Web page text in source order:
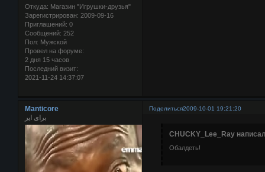
Откуда: Магазин "Игрушки-друзья"
Зарегистрирован: 2009-09-16
Приглашений: 0
Сообщений: 252
Пол: Мужской
Провел на форуме:
2 дня 15 часов
Последний визит:
2021-11-24 14:37:07
Поделиться2009-10-01 19:21:20
Manticore
برای ایر
CHUCKY_Lee_Ray
Обалдеть!